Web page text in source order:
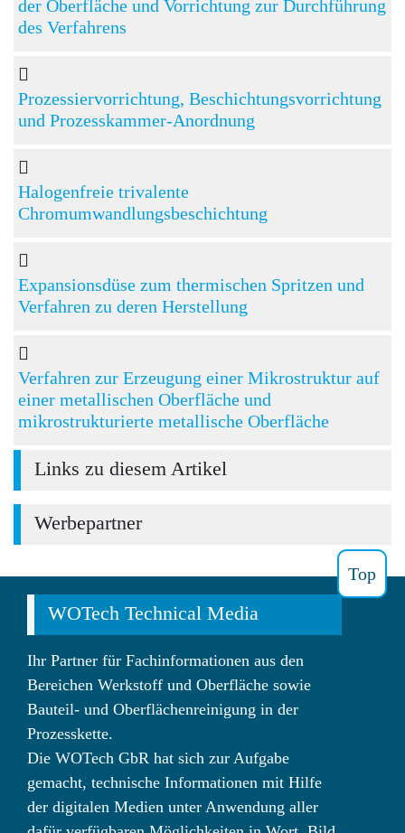
der Oberfläche und Vorrichtung zur Durchführung
des Verfahrens
Prozessiervorrichtung, Beschichtungsvorrichtung
und Prozesskammer-Anordnung
Halogenfreie trivalente
Chromumwandlungsbeschichtung
Expansionsdüse zum thermischen Spritzen und
Verfahren zu deren Herstellung
Verfahren zur Erzeugung einer Mikrostruktur auf
einer metallischen Oberfläche und
mikrostrukturierte metallische Oberfläche
Links zu diesem Artikel
Werbepartner
Top
WOTech Technical Media
Ihr Partner für Fachinformationen aus den
Bereichen Werkstoff und Oberfläche sowie
Bauteil- und Oberflächenreinigung in der
Prozesskette.
Die WOTech GbR hat sich zur Aufgabe
gemacht, technische Informationen mit Hilfe
der digitalen Medien unter Anwendung aller